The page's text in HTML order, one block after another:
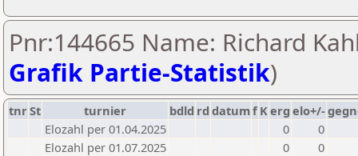
Pnr:144665 Name: Richard
Grafik Partie-Statistik)
tnrSt turnier bdld rd datumf Kerg elo+/-
Elozahl per 01.04.2025
0
0
Elozahl per 01.07.2025
0
0